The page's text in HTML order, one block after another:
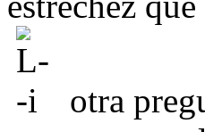
otra